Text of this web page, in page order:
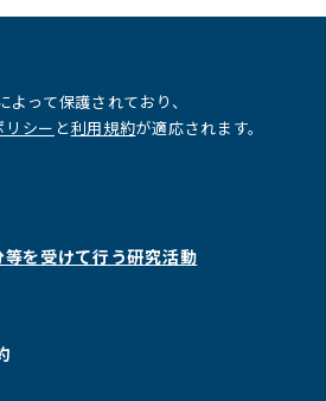
って保護されており、
シー と利用規約が適応されます。
を受けて行う研究活動